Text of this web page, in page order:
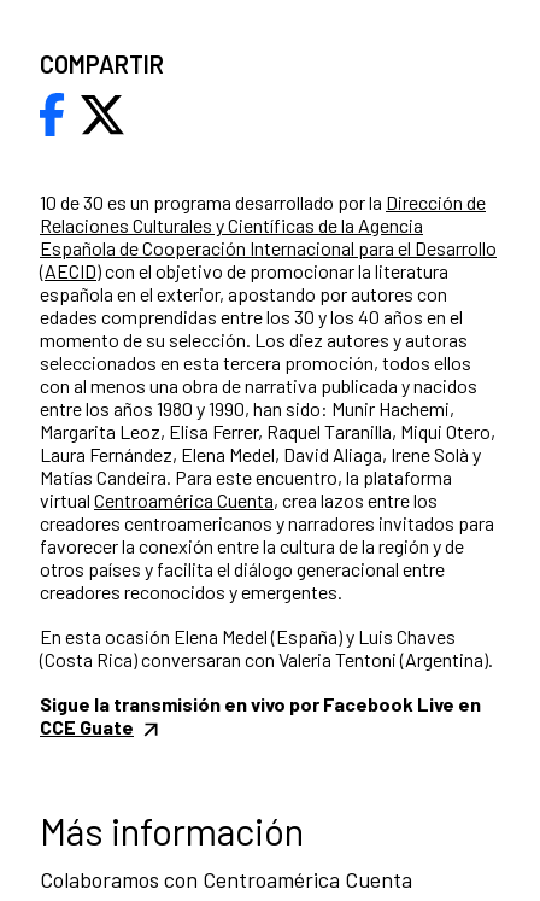
10 de 30 es un programa desarrollado por la Dirección de
Relaciones Culturales y Científicas de la Agencia
Española de Cooperación Internacional para el Desarrollo
(AECID)con el objetivo de promocionar la literatura
española en el exterior, apostando por autores con
edades comprendidas entre los 30 y los 40 años en el
momento de su selección. Los diez autores y autoras
seleccionados en esta tercera promoción, todos ellos
con al menos una obra de narrativa publicada y nacidos
entre los años 1980 y 1990, han sido: Munir Hachemi,
Margarita Leoz, Elisa Ferrer, Raquel Taranilla, Miqui Otero,
Laura Fernández, Elena Medel, David Aliaga, Irene Solà y
Matías Candeira. Para este encuentro, la plataforma
virtual Centroamérica Cuenta, crea lazos entre los
creadores centroamericanos y narradores invitados para
favorecer la conexión entre la cultura de la región y de
otros países y facilita el diálogo generacional entre
creadores reconocidos y emergentes.
En esta ocasión Elena Medel (España) y Luis Chaves
(Costa Rica) conversaran con Valeria Tentoni (Argentina).
Sigue la transmisión en vivo por Facebook Live en
CCE Guate
Más información
Colaboramos con Centroamérica Cuenta
COMPARTIR